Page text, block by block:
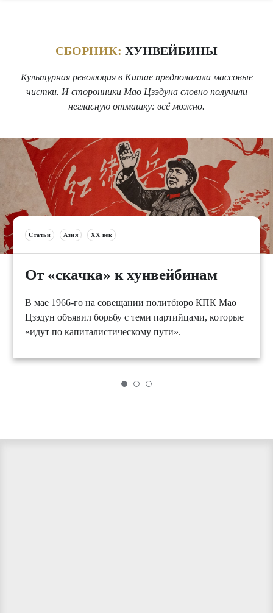
СБОРНИК: ХУНВЕЙБИНЫ
Культурная революция в Китае предполагала массовые
чистки. И сторонники Мао Цзэдуна словно получили
негласную отмашку: всё можно.
Статьи Азия XX век
От «скачка» к хунвейбинам
В мае 1966-го на совещании политбюро КПК Мао
Цзэдун объявил борьбу с теми партийцами, которые
«идут по капиталистическому пути».